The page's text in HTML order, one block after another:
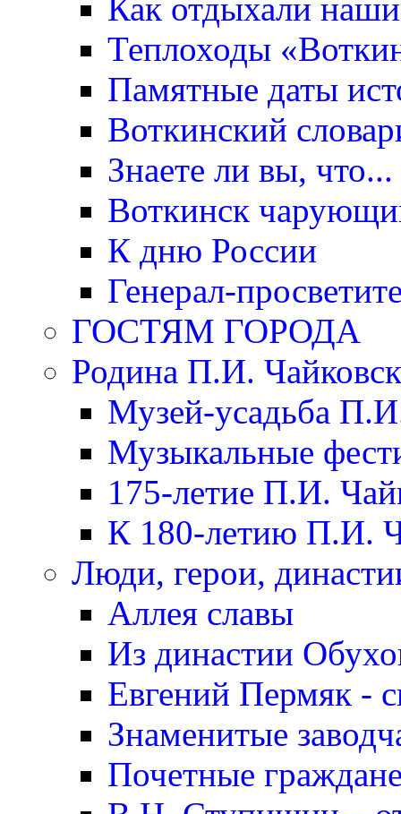
Как отдыхали
Теплоходы
Памятные даты
Воткинский
Знаете ли вы, что...
Воткинск
К дню России
Генерал-
ГОСТЯМ ГОРОДА
Родина П.И.
Музей-усадьба
Музыкальные
175-летие П.И.
К 180-летию П.И.
Люди, герои,
Аллея славы
Из династии
Евгений Пермяк -
Знаменитые
Почетные